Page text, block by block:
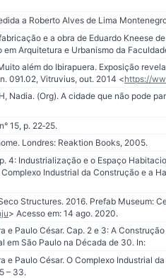
a Roberto Alves de Lima
e a obra de Eduardo
em Arquitetura e Urbanismo da
além do Ibirapuera. Exposição
091.02, Vitruvius, out. 2014 <https://
Nadia. (Org). A cidade que não pode
15, p. 22‐25.
Londres: Reaktion Books, 2005.
4: Industrialização e o Espaço
Industrial da Construção e a
Structures. 2016. Prefab Museum:
> Acesso em: 14 ago. 2020.
e Paulo César. Cap. 2 e 3: A
em São Paulo na Década de 30. In:
e Paulo César. O Complexo Industrial
– 33.